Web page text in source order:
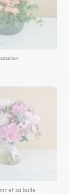
et sa bulle